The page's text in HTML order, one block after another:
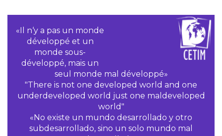
«Il n‘y a pas un monde
développé et un
monde sous-
développé, mais un
seul monde mal développé»
"There is not one developed world and one
underdeveloped world just one maldeveloped
world"
«No existe un mundo desarrollado y otro
subdesarrollado, sino un solo mundo mal